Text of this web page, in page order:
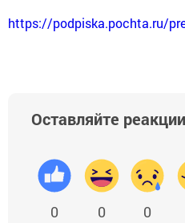
https://podpiska.pochta.ru/
Оставляйте реакции
0 0 0